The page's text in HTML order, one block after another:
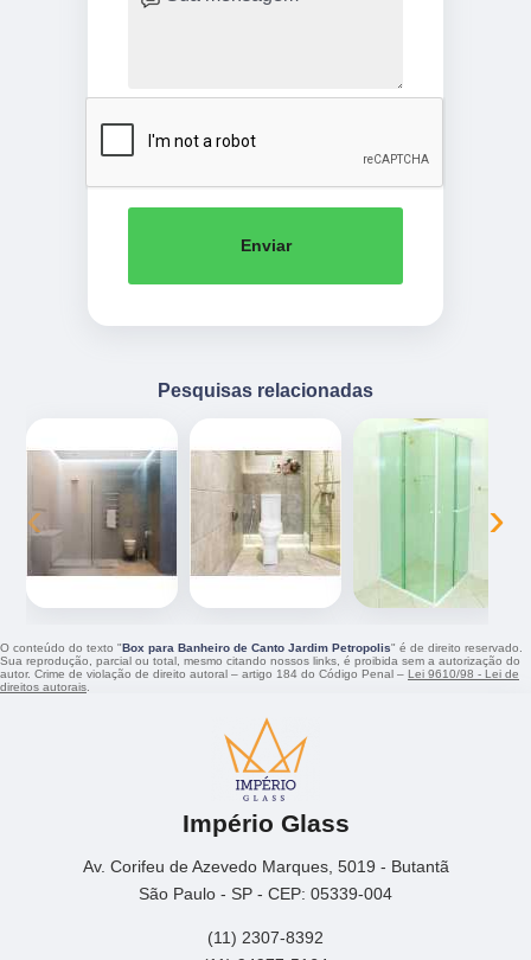
Enviar
Pesquisas relacionadas
‹ ›
O conteúdo do texto "Box para Banheiro de Canto Jardim Petropolis" é de direito reservado.
Sua reprodução, parcial ou total, mesmo citando nossos links, é proibida sem a autorização do
autor. Crime de violação de direito autoral – artigo 184 do Código Penal – Lei 9610/98 - Lei de
direitos autorais
Império Glass
Av. Corifeu de Azevedo Marques, 5019 - Butantã
São Paulo - SP - CEP: 05339-004
(11) 2307-8392